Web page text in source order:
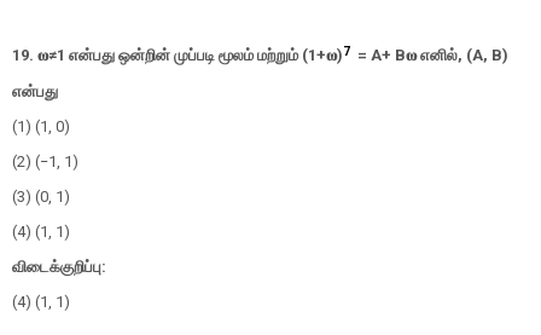
19. 𝛚≠1 என்பது ஒன்றின் முப்படி மூலம் மற்றும் (1+𝛚)7 = A+ B𝛚 எனில், (A, B)
என்பது
(1) (1, 0)
(2) (−1, 1)
(3) (0, 1)
(4) (1, 1)
விடைக்குறிப்பு:
(4) (1, 1)